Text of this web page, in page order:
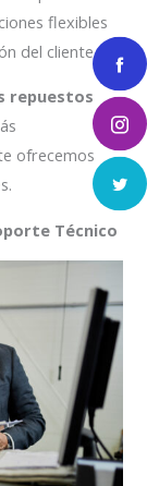
flexibles
del cliente.
repuestos
ofrecemos
Técnico